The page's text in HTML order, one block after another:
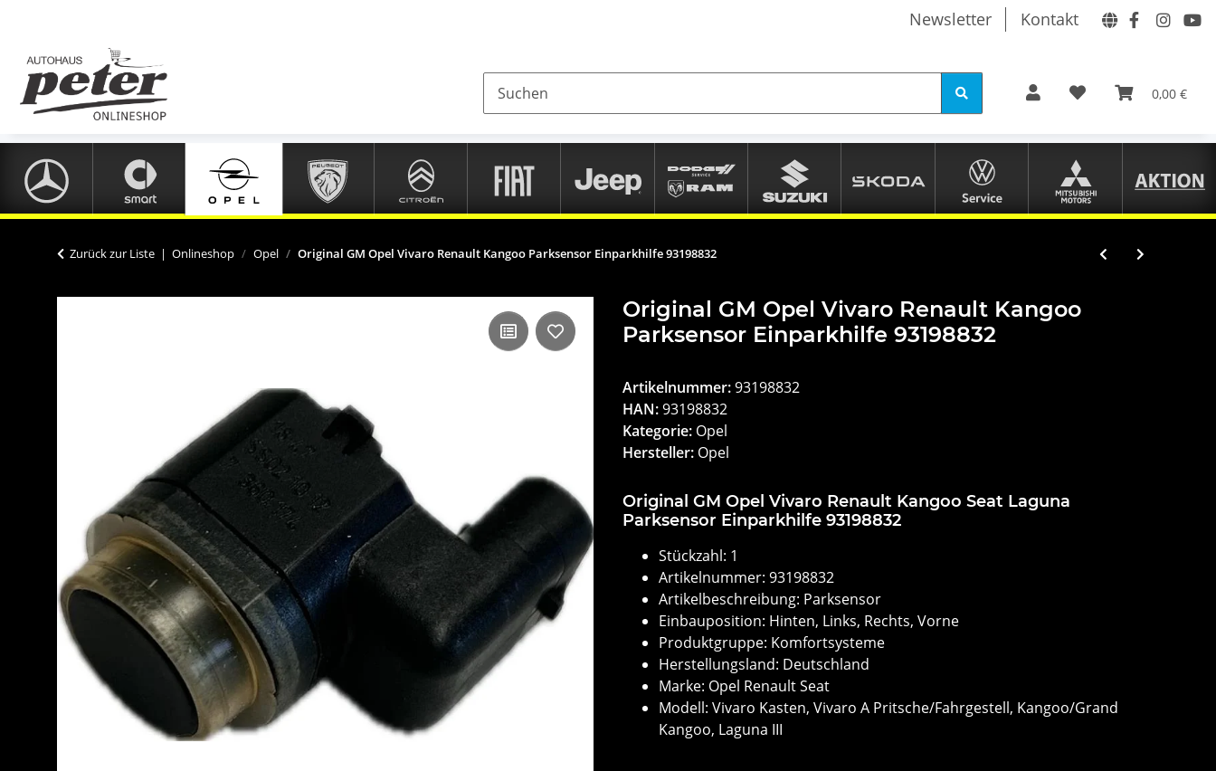
Newsletter Kontakt
0,00 €
Zurück zur Liste Onlineshop Opel Original GM Opel Vivaro Renault Kangoo Parksensor Einparkhilfe 93198832
Original GM Opel Vivaro Renault Kangoo
Parksensor Einparkhilfe 93198832
Artikelnummer:93198832
HAN:93198832
Kategorie: Opel
Hersteller: Opel
Original GM Opel Vivaro Renault Kangoo Seat Laguna
Parksensor Einparkhilfe 93198832
Stückzahl: 1
Artikelnummer: 93198832
Artikelbeschreibung: Parksensor
Einbauposition: Hinten, Links, Rechts, Vorne
Produktgruppe: Komfortsysteme
Herstellungsland: Deutschland
Marke: Opel Renault Seat
Modell: Vivaro Kasten, Vivaro A Pritsche/Fahrgestell, Kangoo/Grand
Kangoo, Laguna III